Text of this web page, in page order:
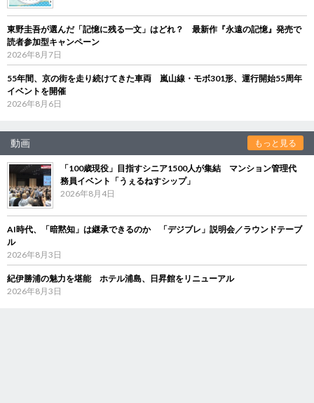
東野圭吾が選んだ「記憶に残る一文」はどれ？ 最新作『永遠の記憶』発売で
読者参加型キャンペーン
2026年8月7日
55年間、京の街を走り続けてきた車両 嵐山線・モボ301形、運行開始55周年
イベントを開催
2026年8月6日
動画 もっと見る
「100歳現役」目指すシニア1500人が集結 マンション管理代
務員イベント「うぇるねすシップ」
2026年8月4日
AI時代、「暗黙知」は継承できるのか 「デジブレ」説明会／ラウンドテーブ
ル
2026年8月3日
紀伊勝浦の魅力を堪能 ホテル浦島、日昇館をリニューアル
2026年8月3日